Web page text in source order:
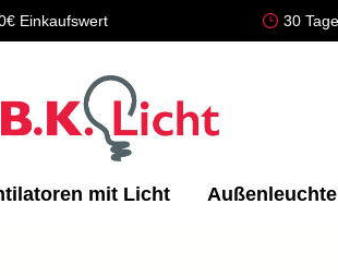
Einkaufswert 30
mit Licht